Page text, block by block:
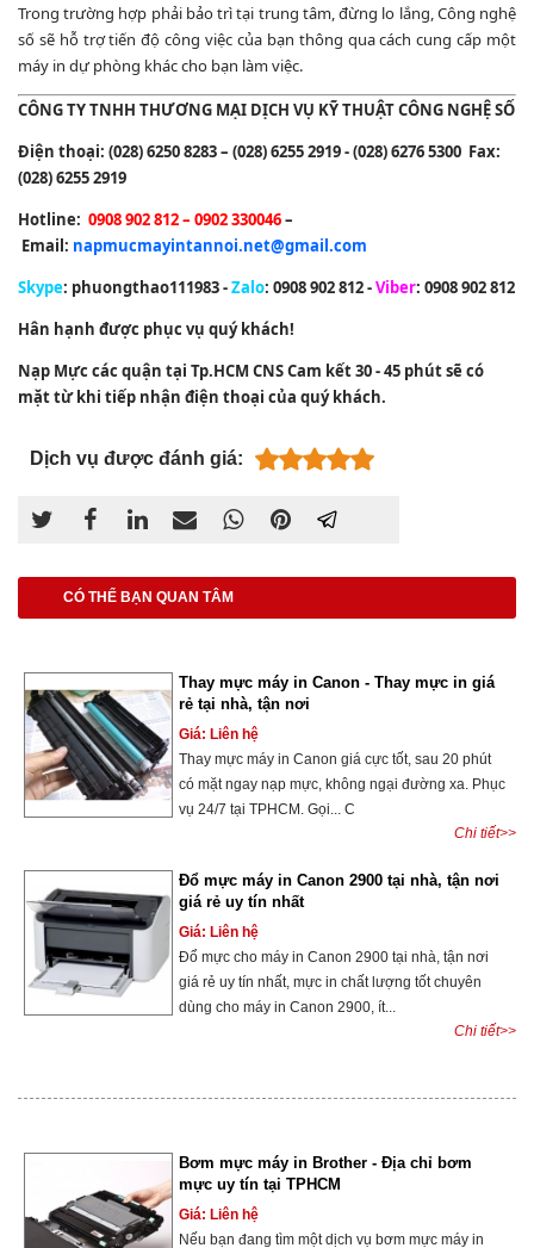
Trong trường hợp phải bảo trì tại trung tâm, đừng lo lắng, Công nghệ
số sẽ hỗ trợ tiến độ công việc của bạn thông qua cách cung cấp một
máy in dự phòng khác cho bạn làm việc.
CÔNG TY TNHH THƯƠNG MẠI DỊCH VỤ KỸ THUẬT CÔNG NGHỆ SỐ
Điện thoại: (028) 6250 8283 – (028) 6255 2919 - (028) 6276 5300 Fax:
(028) 6255 2919
Hotline: 0908 902 812 – 0902 330046–
Email: napmucmayintannoi.net@gmail.com
Skype: phuongthao111983 -Zalo: 0908 902 812 -Viber: 0908 902 812
Hân hạnh được phục vụ quý khách!
Nạp Mực các quận tại Tp.HCM CNS Cam kết 30 - 45 phút sẽ có
mặt từ khi tiếp nhận điện thoại của quý khách.
Dịch vụ được đánh giá:
CÓ THỂ BẠN QUAN TÂM
Thay mực máy in Canon - Thay mực in giá
rẻ tại nhà, tận nơi
Giá: Liên hệ
Thay mực máy in Canon giá cực tốt, sau 20 phút
có mặt ngay nạp mực, không ngại đường xa. Phục
vụ 24/7 tại TPHCM. Gọi... C
Chi tiết>>
Đổ mực máy in Canon 2900 tại nhà, tận nơi
giá rẻ uy tín nhất
Giá: Liên hệ
Đổ mực cho máy in Canon 2900 tại nhà, tận nơi
giá rẻ uy tín nhất, mực in chất lượng tốt chuyên
dùng cho máy in Canon 2900, ít...
Chi tiết>>
Bơm mực máy in Brother - Địa chỉ bơm
mực uy tín tại TPHCM
Giá: Liên hệ
Nếu bạn đang tìm một dịch vụ bơm mực máy in